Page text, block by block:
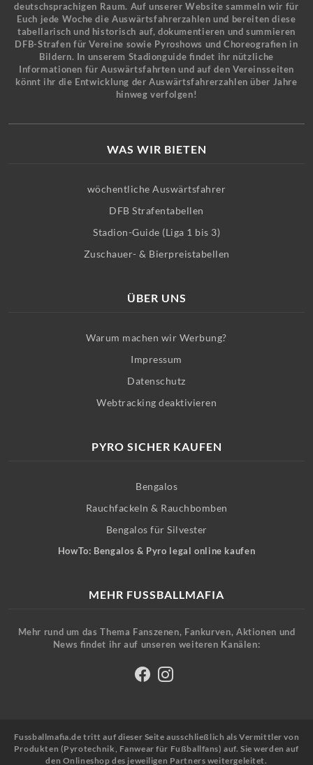
deutschsprachigen Raum. Auf unserer Website sammeln wir für
Euch jede Woche die Auswärtsfahrerzahlen und bereiten diese
tabellarisch und historisch auf, dokumentieren und summieren
DFB-Strafen für Vereine sowie Pyroshows und Choreografien in
Bildern. In unserem Stadionguide findet ihr nützliche
Informationen für Auswärtsfahrten und auf den Vereinsseiten
könnt ihr die Entwicklung der Auswärtsfahrerzahlen über Jahre
hinweg verfolgen!
WAS WIR BIETEN
wöchentliche Auswärtsfahrer
DFB Strafentabellen
Stadion-Guide (Liga 1 bis 3)
Zuschauer- & Bierpreistabellen
ÜBER UNS
Warum machen wir Werbung?
Impressum
Datenschutz
Webtracking deaktivieren
PYRO SICHER KAUFEN
Bengalos
Rauchfackeln & Rauchbomben
Bengalos für Silvester
HowTo: Bengalos & Pyro legal online kaufen
MEHR FUSSBALLMAFIA
Mehr rund um das Thema Fanszenen, Fankurven, Aktionen und
News findet ihr auf unseren weiteren Kanälen:
Fussballmafia.de tritt auf dieser Seite ausschließlich als Vermittler von
Produkten (Pyrotechnik, Fanwear für Fußballfans) auf. Sie werden auf
den Onlineshop des jeweiligen Partners weitergeleitet.